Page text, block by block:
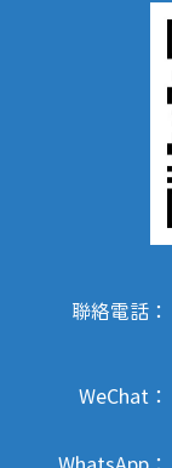
聯絡電話：
WeChat：